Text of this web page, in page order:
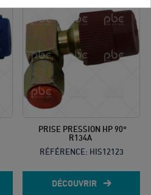
PRISE PRESSION HP 90°
R134A
RÉFÉRENCE: HIS12123
DÉCOUVRIR